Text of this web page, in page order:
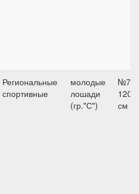
Региональные
спортивные
молодые
лошади
(гр."С")
№7,
120
см